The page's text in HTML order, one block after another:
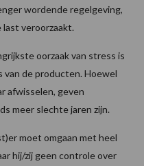
wordende regelgeving,
veroorzaakt.
oorzaak van stress is
van de producten. Hoewel
afwisselen, geven
meer slechte jaren zijn.
moet omgaan met heel
hij/zij geen controle over